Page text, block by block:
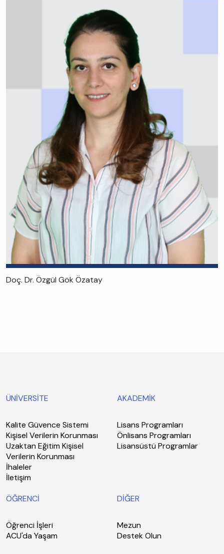
Doç. Dr. Özgül Gök Özatay
ÜNİVERSİTE
Kalite Güvence Sistemi
Kişisel Verilerin Korunması
Uzaktan Eğitim Kişisel
Verilerin Korunması
İhaleler
İletişim
AKADEMİK
Lisans Programları
Önlisans Programları
Lisansüstü Programlar
ÖĞRENCİ
Öğrenci İşleri
ACU'da Yaşam
DİĞER
Mezun
Destek Olun